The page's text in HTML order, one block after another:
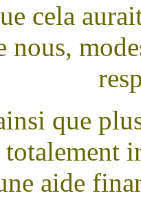
cela
nous,
que
aide